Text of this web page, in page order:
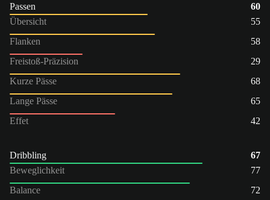
Passen
60
Übersicht
55
Flanken
58
Freistoß-Präzision
29
Kurze Pässe
68
Lange Pässe
65
Effet
42
Dribbling
67
Beweglichkeit
77
Balance
72